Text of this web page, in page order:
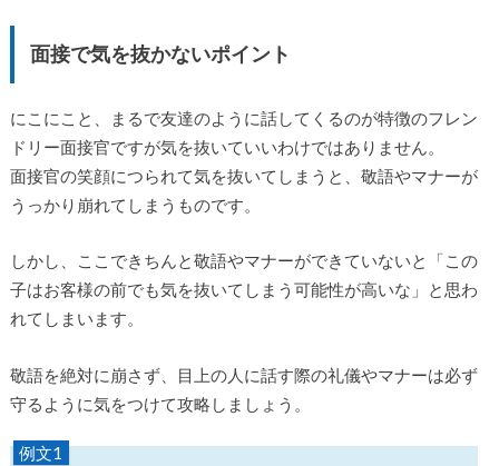
面接で気を抜かないポイント
にこにこと、まるで友達のように話してくるのが特徴のフレン
ドリー面接官ですが気を抜いていいわけではありません。
面接官の笑顔につられて気を抜いてしまうと、敬語やマナーが
うっかり崩れてしまうものです。
しかし、ここできちんと敬語やマナーができていないと「この
子はお客様の前でも気を抜いてしまう可能性が高いな」と思わ
れてしまいます。
敬語を絶対に崩さず、目上の人に話す際の礼儀やマナーは必ず
守るように気をつけて攻略しましょう。
例文1